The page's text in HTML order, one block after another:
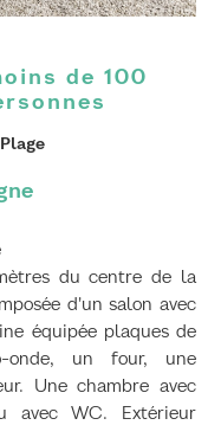
de 100
du centre de la
d'un salon avec
équipée plaques de
onde, un four, une
Une chambre avec
WC. Extérieur